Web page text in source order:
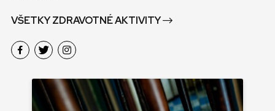
VŠETKY ZDRAVOTNÉ AKTIVITY